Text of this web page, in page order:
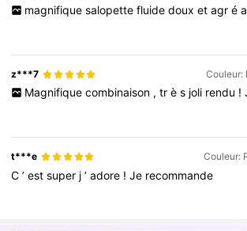
magnifique salopette fluide doux et agr é
z***7 Couleur:
Magnifique combinaison , tr è s joli rendu !
t***e Couleur:
C’estsuper j’adore !Je recommande